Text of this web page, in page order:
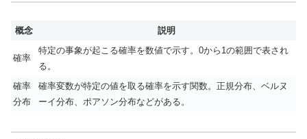
概念 説明
確率
特定の事象が起こる確率を数値で示す。0から1の範囲で表され
る。
確率
分布
確率変数が特定の値を取る確率を示す関数。正規分布、ベルヌ
ーイ分布、ポアソン分布などがある。